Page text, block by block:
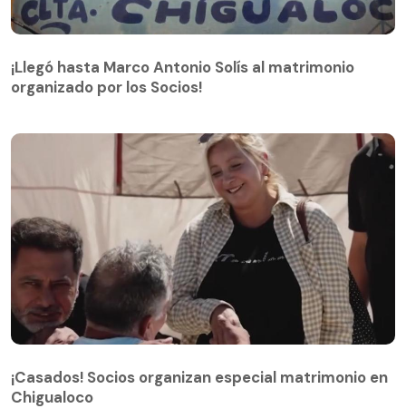
organizado por los Socios!
¡Llegó hasta Marco Antonio Solís al matrimonio
organizado por los Socios!
Chigualoco
¡Casados! Socios organizan especial matrimonio en
Chigualoco